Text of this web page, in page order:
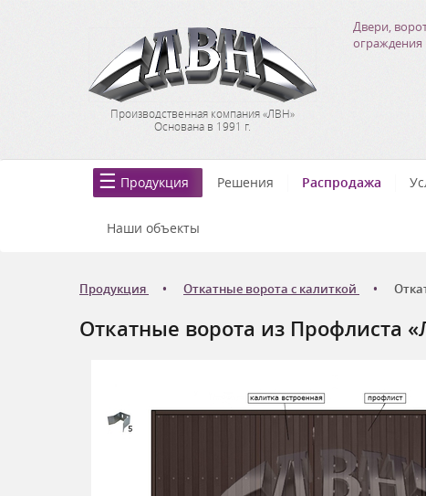
Производственная компания «ЛВН»
Основана в 1991 г.
Двери,
ограждения
Продукция Решения Распродажа
Наши объекты
Продукция Откатные ворота с калиткой
Откатные ворота из Профлиста